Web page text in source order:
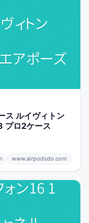
ス ルイヴィトン
プロ2ケース
www.airpodsdo.com